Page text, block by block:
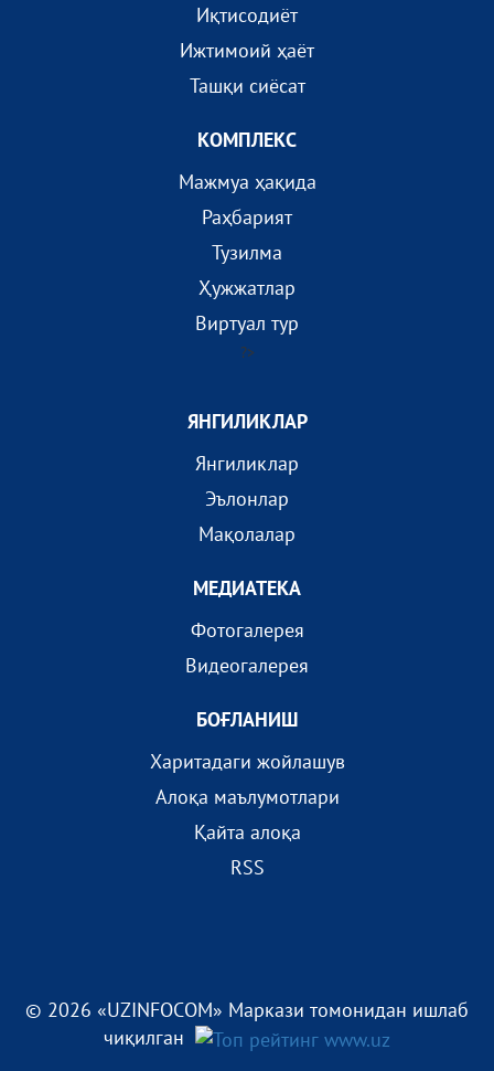
Иқтисодиёт
Ижтимоий ҳаёт
Ташқи сиёсат
КОМПЛEКС
Мажмуа ҳақида
Раҳбарият
Тузилма
Ҳужжатлар
Виртуал тур
?>
ЯНГИЛИКЛАР
Янгиликлар
Эълонлар
Мақолалар
МEДИАТEКА
Фотогалерея
Видеогалерея
БОҒЛАНИШ
Харитадаги жойлашув
Алоқа маълумотлари
Қайта алоқа
RSS
© 2026 «UZINFOCOM» Маркази томонидан ишлаб
чиқилган